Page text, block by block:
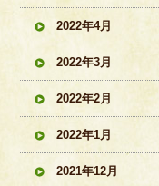
2022年4月
2022年3月
2022年2月
2022年1月
2021年12月